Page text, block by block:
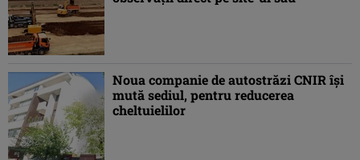
Noua companie de autostrăzi CNIR își
mută sediul, pentru reducerea
cheltuielilor